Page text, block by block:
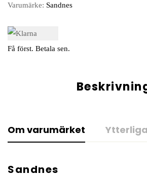
Varumärke: Sandnes
Få först. Betala sen.
Om varumärket
Sandnes